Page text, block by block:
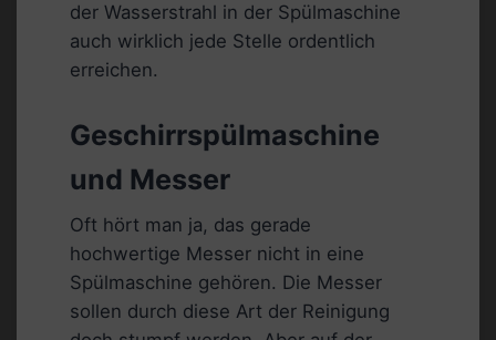
der Wasserstrahl in der Spülmaschine
auch wirklich jede Stelle ordentlich
erreichen.
Geschirrspülmaschine
und Messer
Oft hört man ja, das gerade
hochwertige Messer nicht in eine
Spülmaschine gehören. Die Messer
sollen durch diese Art der Reinigung